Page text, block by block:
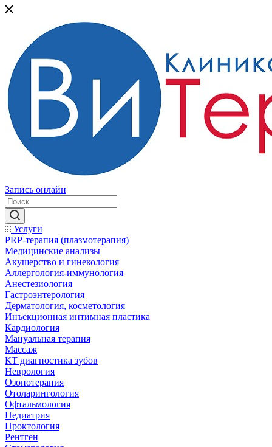
Запись онлайн
Услуги
PRP-терапия (плазмотерапия)
Медицинские анализы
Акушерство и гинекология
Аллергология-иммунология
Анестезиология
Гастроэнтерология
Дерматология, косметология
Инъекционная интимная пластика
Кардиология
Мануальная терапия
Массаж
КТ диагностика зубов
Неврология
Озонотерапия
Отоларингология
Офтальмология
Педиатрия
Проктология
Рентген